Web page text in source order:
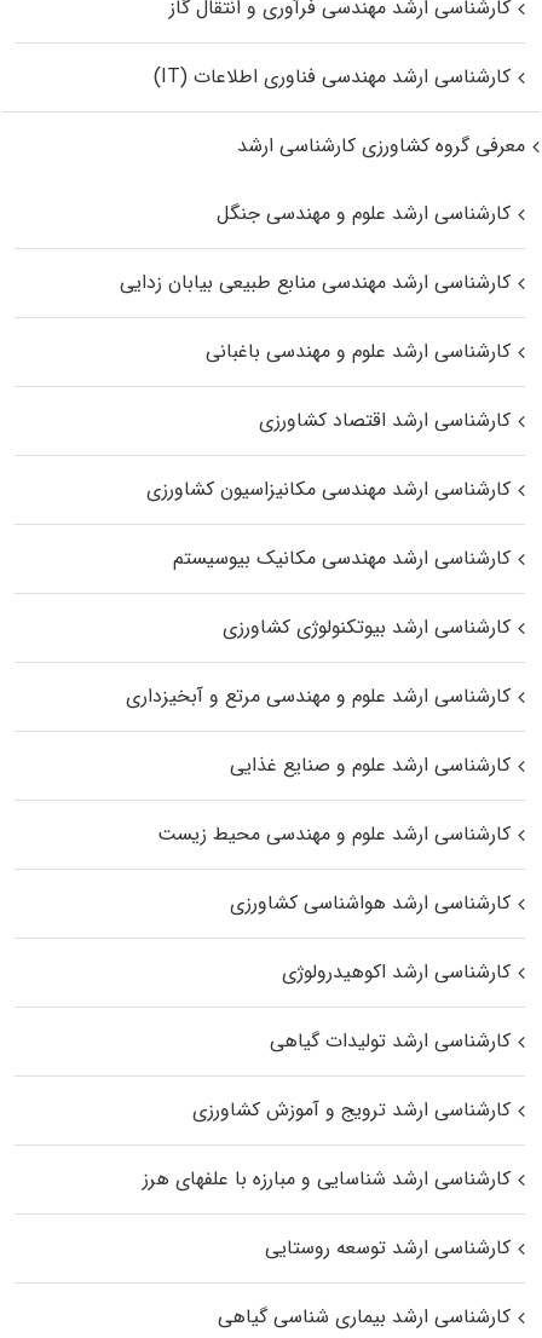
کارشناسی ارشد مهندسی فرآوری و انتقال گاز
کارشناسی ارشد مهندسی فناوری اطلاعات (IT)
معرفی گروه کشاورزی کارشناسی ارشد
کارشناسی ارشد علوم و مهندسی جنگل
کارشناسی ارشد مهندسی منابع طبیعی بیابان زدایی
کارشناسی ارشد علوم و مهندسی باغبانی
کارشناسی ارشد اقتصاد کشاورزی
کارشناسی ارشد مهندسی مکانیزاسیون کشاورزی
کارشناسی ارشد مهندسی مکانیک بیوسیستم
کارشناسی ارشد بیوتکنولوژی کشاورزی
کارشناسی ارشد علوم و مهندسی مرتع و آبخیزداری
کارشناسی ارشد علوم و صنایع غذایی
کارشناسی ارشد علوم و مهندسی محیط زیست
کارشناسی ارشد هواشناسی کشاورزی
کارشناسی ارشد اکوهیدرولوژی
کارشناسی ارشد تولیدات گیاهی
کارشناسی ارشد ترویج و آموزش کشاورزی
کارشناسی ارشد شناسایی و مبارزه با علفهای هرز
کارشناسی ارشد توسعه روستایی
کارشناسی ارشد بیماری‌ شناسی گیاهی